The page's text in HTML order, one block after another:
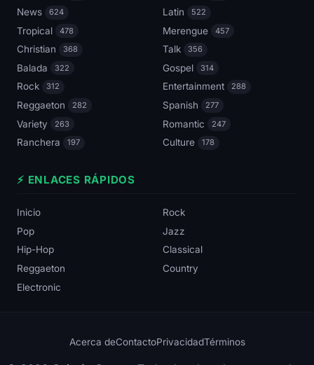
News 624 Latin 522
Tropical 478 Merengue 457
Christian 368 Talk 356
Balada 322 Gospel 314
Rock 312 Entertainment 288
Reggaeton 282 Spanish 277
Variety 263 Romantic 247
Ranchera 197 Culture 178
⚡ ENLACES RÁPIDOS
Inicio
Rock
Pop
Jazz
Hip-Hop
Classical
Reggaeton
Country
Electronic
Acerca deContactoPrivacidadTérminos